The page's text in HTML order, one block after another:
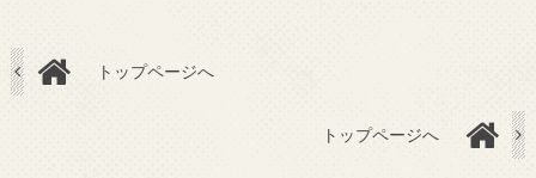
トップページへ
トップページへ